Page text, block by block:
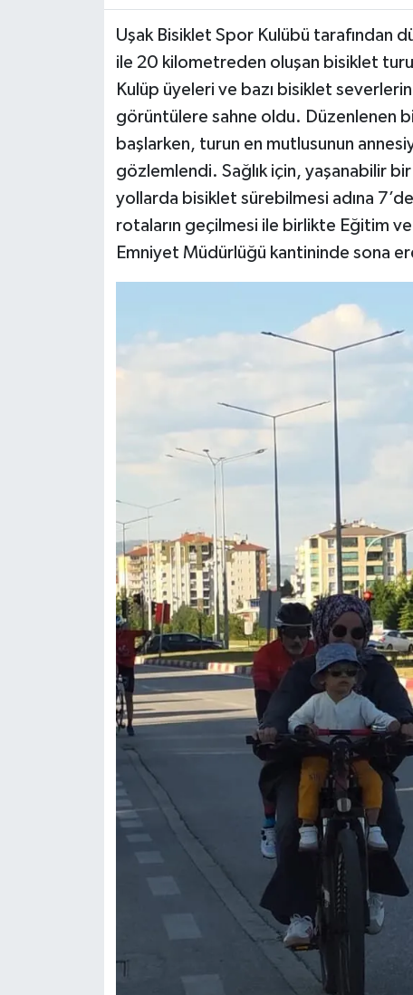
Uşak Bisiklet Spor Kulübü tarafından
ile 20 kilometreden oluşan bisiklet
Kulüp üyeleri ve bazı bisiklet
görüntülere sahne oldu. Düzenlenen
başlarken, turun en mutlusunun
gözlemlendi. Sağlık için, yaşanabilir
yollarda bisiklet sürebilmesi adına
rotaların geçilmesi ile birlikte Eğitim ve
Emniyet Müdürlüğü kantininde sona